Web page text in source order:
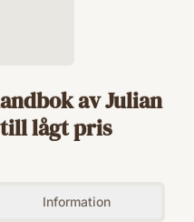
av Julian
till lågt pris
Information